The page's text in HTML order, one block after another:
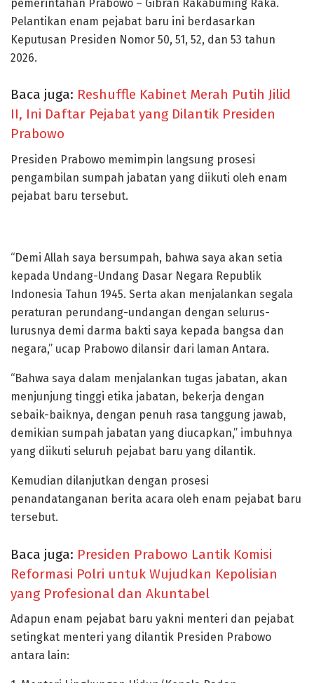
pemerintahan Prabowo – Gibran Rakabuming Raka.
Pelantikan enam pejabat baru ini berdasarkan
Keputusan Presiden Nomor 50, 51, 52, dan 53 tahun
2026.
Baca juga: Reshuffle Kabinet Merah Putih Jilid
II, Ini Daftar Pejabat yang Dilantik Presiden
Prabowo
Presiden Prabowo memimpin langsung prosesi
pengambilan sumpah jabatan yang diikuti oleh enam
pejabat baru tersebut.
“Demi Allah saya bersumpah, bahwa saya akan setia
kepada Undang-Undang Dasar Negara Republik
Indonesia Tahun 1945. Serta akan menjalankan segala
peraturan perundang-undangan dengan selurus-
lurusnya demi darma bakti saya kepada bangsa dan
negara,” ucap Prabowo dilansir dari laman Antara.
“Bahwa saya dalam menjalankan tugas jabatan, akan
menjunjung tinggi etika jabatan, bekerja dengan
sebaik-baiknya, dengan penuh rasa tanggung jawab,
demikian sumpah jabatan yang diucapkan,” imbuhnya
yang diikuti seluruh pejabat baru yang dilantik.
Kemudian dilanjutkan dengan prosesi
penandatanganan berita acara oleh enam pejabat baru
tersebut.
Baca juga: Presiden Prabowo Lantik Komisi
Reformasi Polri untuk Wujudkan Kepolisian
yang Profesional dan Akuntabel
Adapun enam pejabat baru yakni menteri dan pejabat
setingkat menteri yang dilantik Presiden Prabowo
antara lain: